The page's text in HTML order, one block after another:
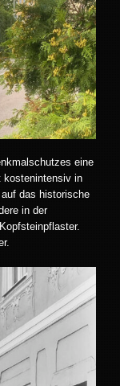
eine
kostenintensiv in
das historische
in der